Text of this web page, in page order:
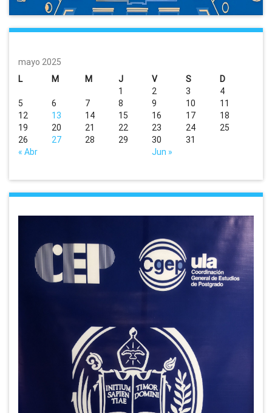
mayo 2025
L
M M J V S D
« Abr Jun »
1 2 3
4
5
6 7 8 9 10
11
12
13 14 15 16 17
18
19
20 21 22 23 24
25
26
27 28 29 30 31